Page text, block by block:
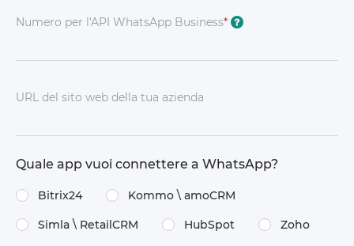
Numero per l'API WhatsApp Business* ?
URL del sito web della tua azienda
Quale app vuoi connettere a WhatsApp?
Bitrix24 Kommo \​ amoCRM
Simla \​ RetailCRM HubSpot Zoho